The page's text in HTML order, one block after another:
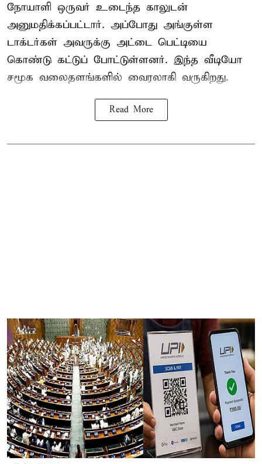
நோயாளி ஒருவர் உடைந்த காலுடன்
அனுமதிக்கப்பட்டார். அப்போது அங்குள்ள
டாக்டர்கள் அவருக்கு அட்டை பெட்டியை
கொண்டு கட்டுப் போட்டுள்ளனர். இந்த வீடியோ
சமூக வலைதளங்களில் வைரலாகி வருகிறது.
Read More